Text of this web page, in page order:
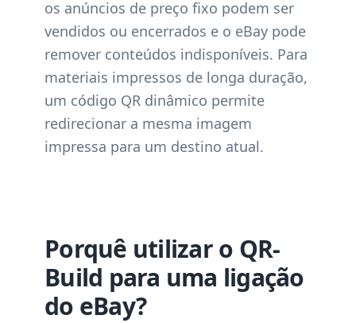
os anúncios de preço fixo podem ser
vendidos ou encerrados e o eBay pode
remover conteúdos indisponíveis. Para
materiais impressos de longa duração,
um código QR dinâmico permite
redirecionar a mesma imagem
impressa para um destino atual.
Porquê utilizar o QR-
Build para uma ligação
do eBay?